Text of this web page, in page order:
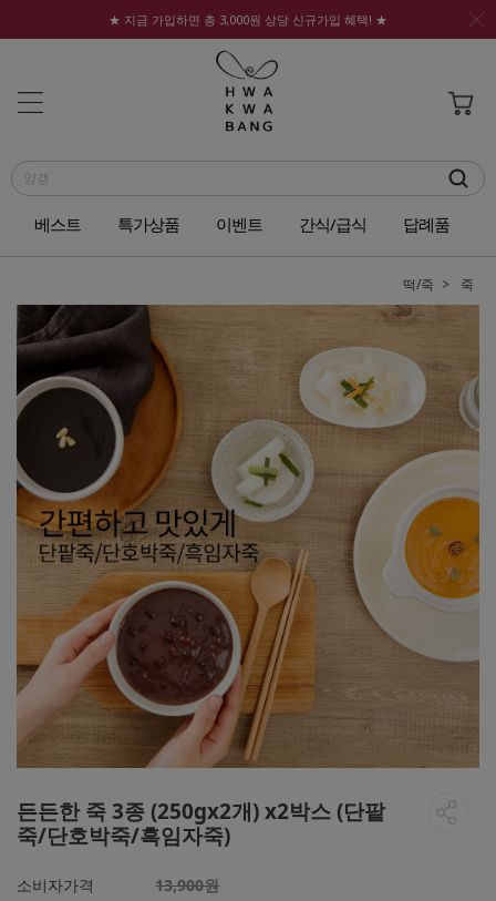
★ 지금 가입하면 총 3,000원 상당 신규가입 혜택! ★
베스트 특가상품 이벤트 간식/급식 답례품
떡/죽 죽
든든한 죽 3종 (250gx2개) x2박스 (단팥
죽/단호박죽/흑임자죽)
소비자가격
13,900원